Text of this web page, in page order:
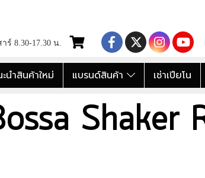
ร์ 8.30-17.30 น.
นำสินค้าใหม่ แบรนด์สินค้า เช่าเปียโน
Shaker